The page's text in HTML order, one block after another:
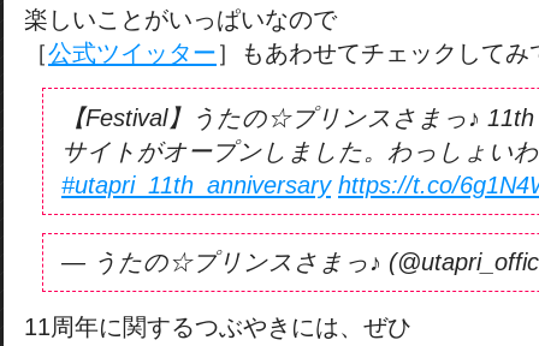
楽しいことがいっぱいなので
［公式ツイッター］もあわせてチェックしてみ
【Festival】うたの☆プリンスさまっ♪
サイトがオープンしました。わっしょい
#utapri_11th_anniversary https://t.co/
— うたの☆プリンスさまっ♪
11周年に関するつぶやきには、ぜひ